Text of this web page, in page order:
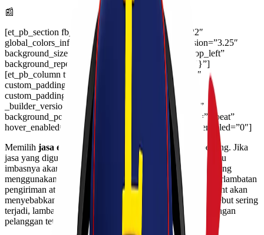
📰
[et_pb_section fb_built=”1″ _builder_version=”3.22″
global_colors_info=”{}”][et_pb_row _builder_version=”3.25″
background_size=”initial” background_position=”top_left”
background_repeat=”repeat” global_colors_info=”{}”]
[et_pb_column type=”4_4″ _builder_version=”3.25″
custom_padding=”|||” global_colors_info=”{}”
custom_padding__hover=”|||”][et_pb_text
_builder_version=”4.10.3″ background_size=”initial”
background_position=”top_left” background_repeat=”repeat”
hover_enabled=”0″ global_colors_info=”{}” sticky_enabled=”0″]
Memilih jasa ekspedisi yang berkualitas
sangatlah penting. Jika
jasa yang digunakan asal-asalan dan tidak profesional, tentu
imbasnya akan kembali kepada Anda selaku pengusaha yang
menggunakan layanan jasa eskpedisi tersebut. Sebab, keterlambatan
pengiriman atau kerusakan barang yang tiba di tangan client akan
menyebabkan reputasi usaha Anda menurun. Jika hal tersebut sering
terjadi, lambat laun usaha yang Anda jalankan bisa kehilangan
pelanggan tetapnya.